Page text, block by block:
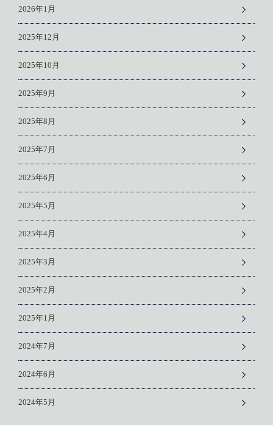
2026年1月
2025年12月
2025年10月
2025年9月
2025年8月
2025年7月
2025年6月
2025年5月
2025年4月
2025年3月
2025年2月
2025年1月
2024年7月
2024年6月
2024年5月